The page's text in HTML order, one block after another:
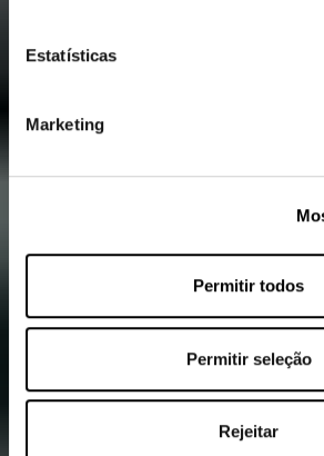
Estatísticas
Marketing
Permitir todos
Permitir seleção
Rejeitar